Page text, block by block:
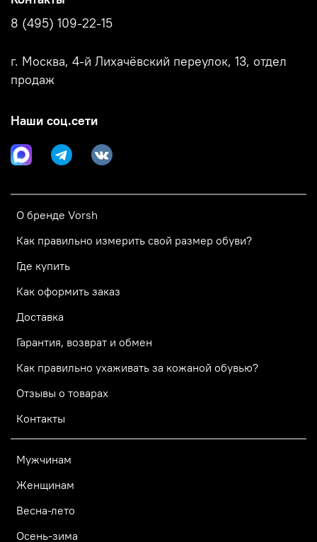
О бренде Vorsh
Как правильно измерить свой размер обуви?
Где купить
Как оформить заказ
Доставка
Гарантия, возврат и обмен
Как правильно ухаживать за кожаной обувью?
Отзывы о товарах
Контакты
Мужчинам
Женщинам
Весна-лето
Осень-зима
8 (495) 109-22-15
г. Москва, 4-й Лихачёвский переулок, 13, отдел
продаж
Наши соц.сети